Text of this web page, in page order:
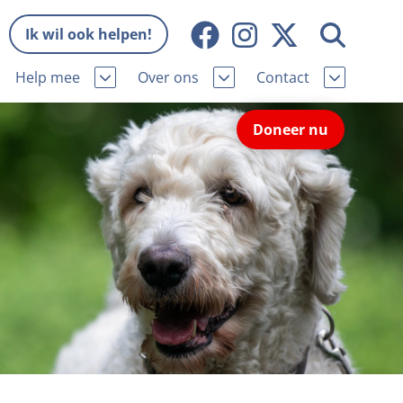
Ik wil ook helpen!
Help mee Over ons
Missie en visie
Wat wij doen
Onze organisatie
Samenwerking
Bekende vrienden
Vacatures
Donateursmagazine Hond
Contact
Contactgegevens
Pers
Nieuws
Veelgestelde vragen
Melding hondenleed
Nieuwsbrief
Incassodata
Doneer nu